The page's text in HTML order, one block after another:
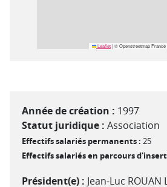
Leaflet|© Openstreetmap
Année de création : 1997
Statut juridique : Association
Effectifs salariés permanents : 25
Effectifs salariés en parcours
Président(e) : Jean-Luc ROUAN